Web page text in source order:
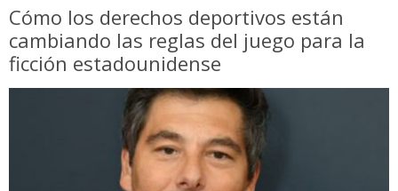
Cómo los derechos deportivos están
cambiando las reglas del juego para la
ficción estadounidense